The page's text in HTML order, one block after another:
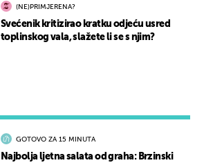
GOTOVO ZA 15 MINUTA
Najbolja ljetna salata od graha: Brzinski
(NE)PRIMJERENA?
Svećenik kritizirao kratku odjeću usred
toplinskog vala, slažete li se s njim?